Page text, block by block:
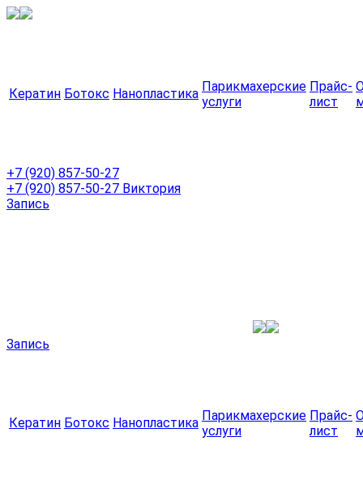
Кератин Ботокс Нанопластика Парикмахерские
услуги
Прайс-
лист
+7 (920) 857-50-27
+7 (920) 857-50-27 Виктория
Запись
Запись
Кератин Ботокс Нанопластика Парикмахерские
услуги
Прайс-
лист